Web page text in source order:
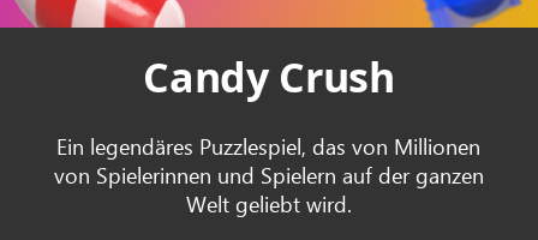
Candy Crush
Ein legendäres Puzzlespiel, das von Millionen
von Spielerinnen und Spielern auf der ganzen
Welt geliebt wird.